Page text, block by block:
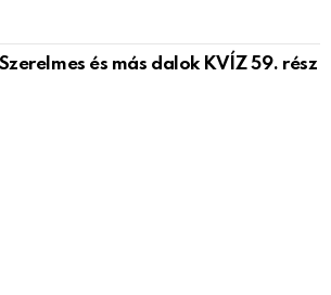
és más dalok KVÍZ 59. rész